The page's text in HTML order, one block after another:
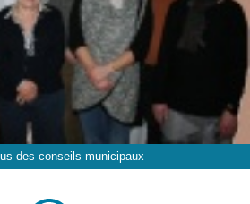
des conseils municipaux